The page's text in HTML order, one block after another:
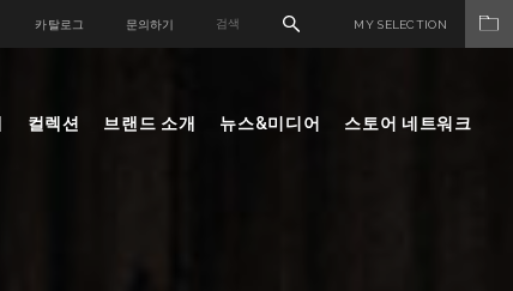
카탈로그 문의하기 MY SELECTION
컬렉션 브랜드 소개 뉴스&미디어 스토어 네트워크